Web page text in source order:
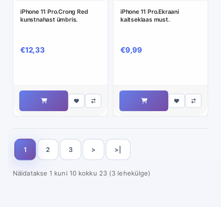
iPhone 11 Pro.Crong Red
kunstnahast ümbris.
€12,33
iPhone 11 Pro.Ekraani
kaitseklaas must.
€9,99
1 2 3 > >|
Näidatakse 1 kuni 10 kokku 23 (3 lehekülge)